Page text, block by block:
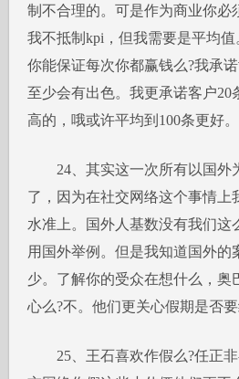
制不合理的。可是作为商业你必
我不抵制kpi，但我需要是平均
你能保证每次你都赢钱么?我承
至少会有出色。我更承诺客户20
高的，哦或许平均到100条更好。
24、其实这一次所有以国外
了，因为在社交网络这个事情上
水准上。国外人基数没有我们这
用国外举例。但是我知道国外的
少。了解你的受众在想什么，奥
心么?不。他们更关心假期是否要
25、王石喜欢作假么?任正非